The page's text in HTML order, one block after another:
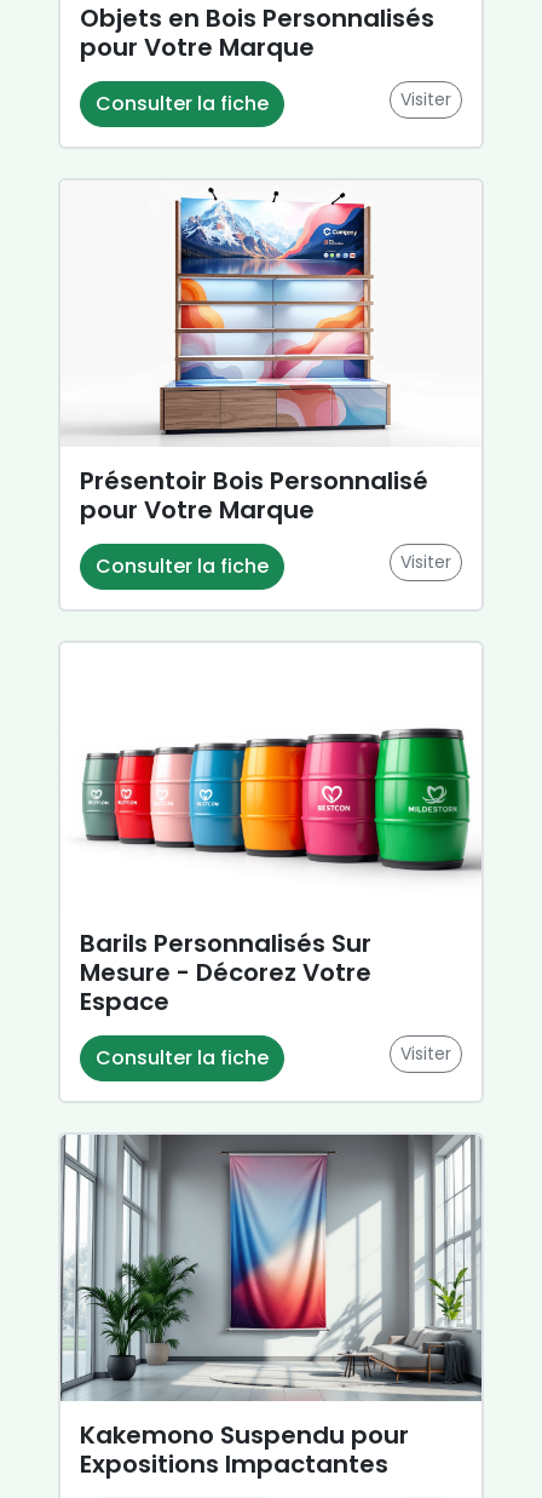
Objets en Bois Personnalisés
pour Votre Marque
Consulter la fiche Visiter
Présentoir Bois Personnalisé
pour Votre Marque
Consulter la fiche Visiter
Barils Personnalisés Sur
Mesure - Décorez Votre
Espace
Consulter la fiche Visiter
Kakemono Suspendu pour
Expositions Impactantes